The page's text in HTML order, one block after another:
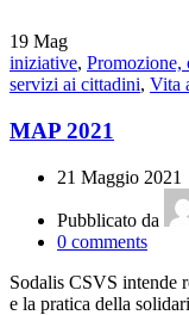
19 Mag
iniziative, Promozione,
servizi ai cittadini, Vita
MAP 2021
21 Maggio 2021
Pubblicato da
0 comments
Sodalis CSVS intende
e la pratica della